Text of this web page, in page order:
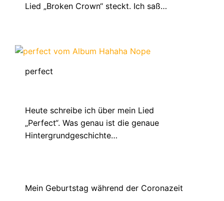
Lied „Broken Crown“ steckt. Ich saß…
perfect
Heute schreibe ich über mein Lied
„Perfect“. Was genau ist die genaue
Hintergrundgeschichte…
Mein Geburtstag während der Coronazeit